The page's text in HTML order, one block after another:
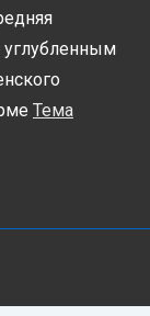
Тема